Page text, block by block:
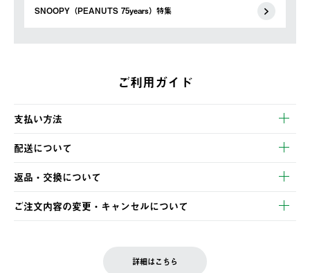
SNOOPY（PEANUTS 75years）特集
ご利用ガイド
支払い方法
以下のいずれかの方法でお支払いいただけます。
・クレジットカード決済
・コンビニ決済
・Pay-easy決済
配送について
【発送スケジュール】
ご注文・ご入金完了より2営業日以内に商品を発送いたします。
土日祝の発送はございませんので、木曜日以降のご注文は週明け
の発送となる場合がございます。
返品・交換について
※お客様都合の場合
お客様都合の返品にかかる送料は、お客様ご負担とさせていただ
ご注文内容の変更・キャンセルについて
LOGOS FAMILY会員の方は、会員マイページ内 購入履歴画面に
詳細はこちら